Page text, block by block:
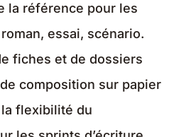
la référence pour les
essai, scénario.
fiches et de dossiers
composition sur papier
flexibilité du